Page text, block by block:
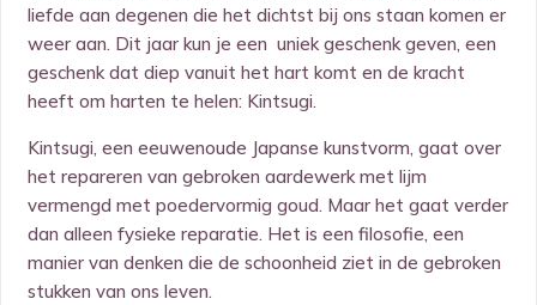
liefde aan degenen die het dichtst bij ons staan komen er
weer aan. Dit jaar kun je een uniek geschenk geven, een
geschenk dat diep vanuit het hart komt en de kracht
heeft om harten te helen: Kintsugi.
Kintsugi, een eeuwenoude Japanse kunstvorm, gaat over
het repareren van gebroken aardewerk met lijm
vermengd met poedervormig goud. Maar het gaat verder
dan alleen fysieke reparatie. Het is een filosofie, een
manier van denken die de schoonheid ziet in de gebroken
stukken van ons leven.